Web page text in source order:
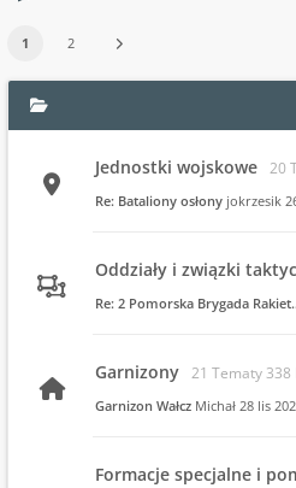
1 2
Jednostki wojskowe 20
Re: Bataliony osłony jokrzesik
Oddziały i związki
Re: 2 Pomorska Brygada
Garnizony 21 Tematy 338
Garnizon Wałcz Michał 28 lis
Formacje specjalne i